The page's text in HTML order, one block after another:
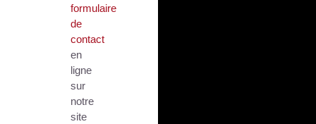
formulaire
de
contact
en
ligne
sur
notre
site